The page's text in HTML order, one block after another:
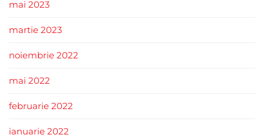
mai 2023
martie 2023
noiembrie 2022
mai 2022
februarie 2022
ianuarie 2022